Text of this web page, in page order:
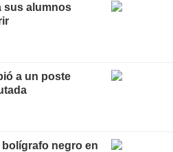
sus alumnos
a un poste
negro en